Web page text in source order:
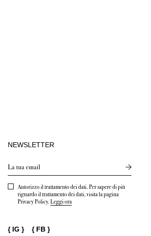
NEWSLETTER
Send
Autorizzo il trattamento dei dati. Per sapere di più
riguardo il trattamento dei dati, visita la pagina
Privacy Policy.Leggi ora
{ IG } { FB }